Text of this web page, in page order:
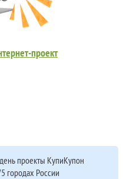
проект
проекты КупиКупон
городах России